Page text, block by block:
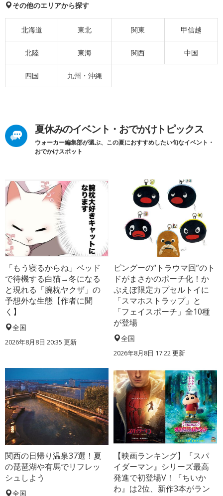
その他のエリアから探す
北海道 東北 関東 甲信越
北陸 東海 関西 中国
四国 九州・沖縄
夏休みのイベント・おでかけトピックス
ウォーカー編集部が選ぶ、この夏におすすめしたい旬なイベント・
おでかけスポット
「もう寝るからね」ベッド
で待機する白猫→冬になる
と現れる「腕枕ヤクザ」の
予想外な生態【作者に聞
く】
全国
2026年8月8日 20:35 更新
ピングーの“トラウマ回”のト
ドがまさかのポーチ化！か
ぷえぼ限定カプセルトイに
「スマホストラップ」と
「フェイスポーチ」全10種
が登場
全国
2026年8月8日 17:22更新
関西の日帰り温泉37選！夏
の琵琶湖や有馬でリフレッ
シュしよう
全国
【映画ランキング】『スパ
イダーマン』シリーズ最高
発進で初登場V！『ちいか
わ』は2位、新作3本がラン